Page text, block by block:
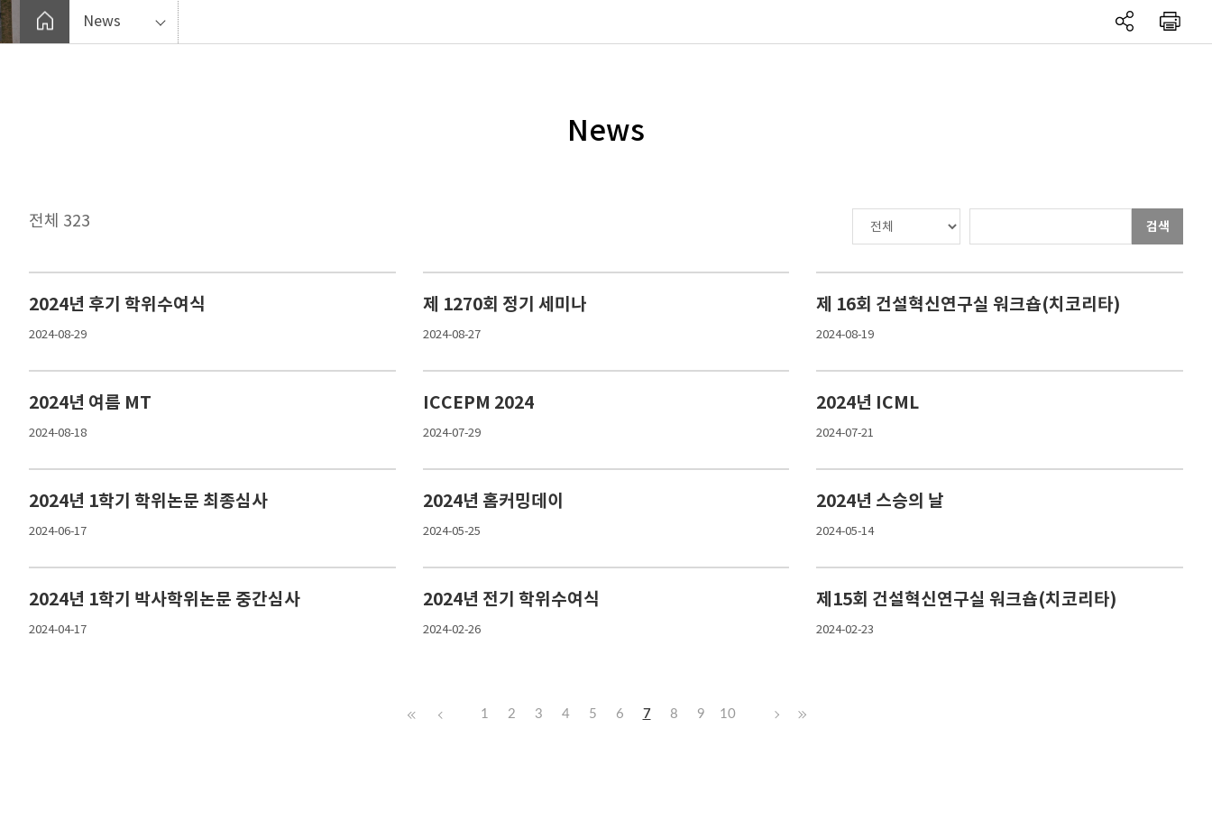
News
News
전체 323 검색
2024년 후기 학위수여식
2024-08-29
제 1270회 정기 세미나
2024-08-27
제 16회 건설혁신연구실 워크숍(치코리타)
2024-08-19
2024년 여름 MT
2024-08-18
ICCEPM 2024
2024-07-29
2024년 ICML
2024-07-21
2024년 1학기 학위논문 최종심사
2024-06-17
2024년 홈커밍데이
2024-05-25
2024년 스승의 날
2024-05-14
2024년 1학기 박사학위논문 중간심사
2024-04-17
2024년 전기 학위수여식
2024-02-26
제15회 건설혁신연구실 워크숍(치코리타)
2024-02-23
1 2 3 4 5 6 7 8 9 10